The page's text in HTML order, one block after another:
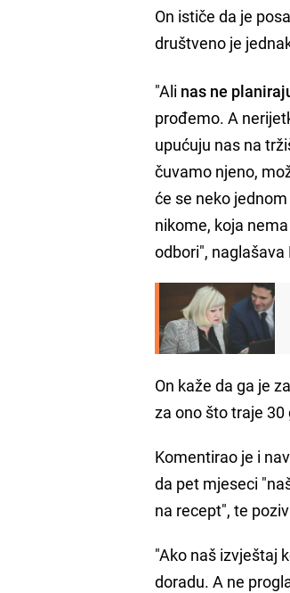
On ističe da je
društveno je
"Ali nas ne
prođemo. A
upućuju nas na
čuvamo njeno,
će se neko
nikome, koja
odbori",
On kaže da ga je
za ono što traje
Komentirao je i
da pet mjeseci
na recept", te
"Ako naš izvještaj
doradu. A ne